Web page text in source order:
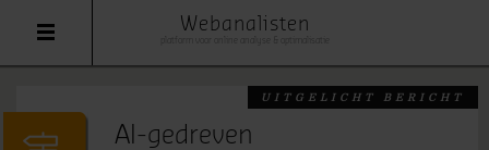
Webanalisten
UITGELICHT BERICHT
AI-gedreven